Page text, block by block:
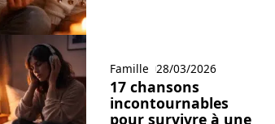
Famille 28/03/2026
17 chansons
incontournables
pour survivre à une